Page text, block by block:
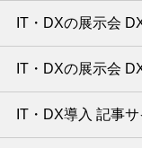
IT・DXの展示会
IT・DXの展示会
IT・DX導入 記事